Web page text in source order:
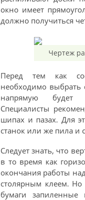
окно имеет
должно получиться
Чертеж
Перед тем как
необходимо выбрать
напрямую будет
Специалисты
шипах и пазах. Для
станок или же пила и
Следует знать, что
в то время как
окончания работы
столярным клеем.
бумаги